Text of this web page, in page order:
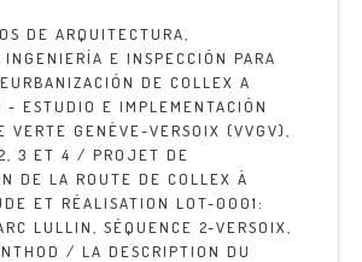
DE ARQUITECTURA,
INGENIERÍA E INSPECCIÓN PARA
DE COLLEX A
- ESTUDIO E IMPLEMENTACIÓN
VERTE GENÈVE-VERSOIX (VVGV),
2, 3 ET 4 / PROJET DE
DE LA ROUTE DE COLLEX À
ET RÉALISATION LOT-0001:
LULLIN, SÉQUENCE 2-VERSOIX,
/ LA DESCRIPTION DU